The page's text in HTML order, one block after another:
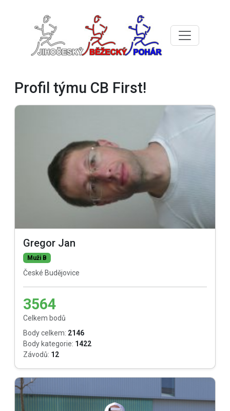
Profil týmu CB First!
Gregor Jan
Muži B
České Budějovice
3564
Celkem bodů
Body celkem: 2146
Body kategorie: 1422
Závodů: 12